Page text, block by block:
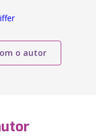
o autor